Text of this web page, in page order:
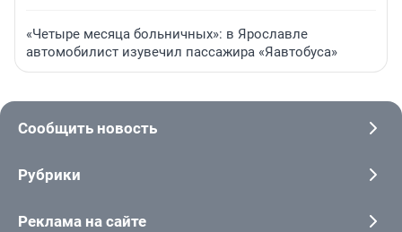
«Четыре месяца больничных»: в Ярославле
автомобилист изувечил пассажира «Яавтобуса»
Сообщить новость
Рубрики
Реклама на сайте